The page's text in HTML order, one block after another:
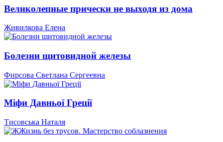
Великолепные прически не выходя из дома
Живилкова Елена
Болезни щитовидной железы
Фирсова Светлана Сергеевна
Міфи Давньої Греції
Тисовська Наталя